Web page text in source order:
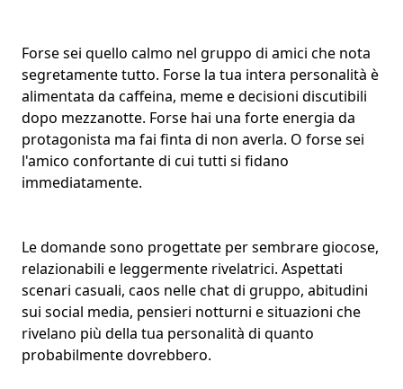
Forse sei quello calmo nel gruppo di amici che nota
segretamente tutto. Forse la tua intera personalità è
alimentata da caffeina, meme e decisioni discutibili
dopo mezzanotte. Forse hai una forteenergia da
protagonista ma fai finta di non averla. O forse sei
l'amico confortante di cui tutti si fidano
immediatamente.
Le domande sono progettate per sembrare giocose,
relazionabili e leggermente rivelatrici. Aspettati
scenari casuali, caos nelle chat di gruppo, abitudini
sui social media, pensieri notturni e situazioni che
rivelano più della tua personalità di quanto
probabilmente dovrebbero.